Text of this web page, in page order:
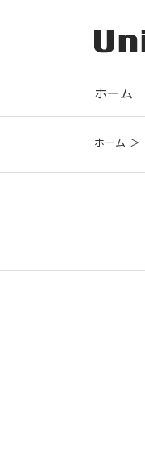
ホーム
ホーム